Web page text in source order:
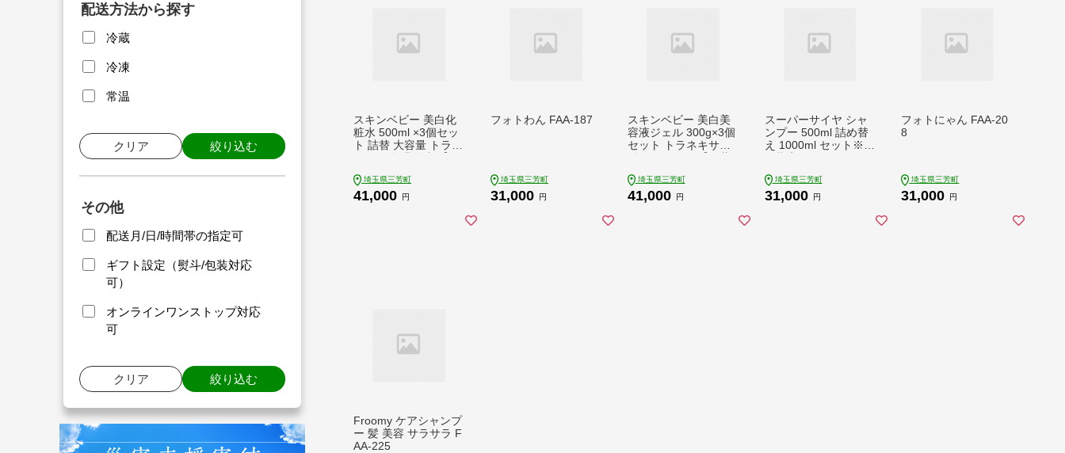
配送方法から探す
冷蔵
冷凍
常温
クリア 絞り込む
その他
配送月/日/時間帯の指定可
ギフト設定（熨斗/包装対応
可）
オンラインワンストップ対応
可
クリア 絞り込む
スキンベビー 美白化
粧水 500ml ×3個セッ
ト 詰替 大容量 トラネ
不可 FAA-183
埼玉県三芳町
41,000 円
フォトわん FAA-187
埼玉県三芳町
31,000 円
スキンベビー 美白美
容液ジェル 300g×3個
セット トラネキサム
可 FAA-197
埼玉県三芳町
41,000 円
スーパーサイヤ シャ
ンプー 500ml 詰め替
え 1000ml セット※着
埼玉県三芳町
31,000 円
フォトにゃん FAA-20
8
埼玉県三芳町
31,000 円
Froomy ケアシャンプ
ー 髪 美容 サラサラ F
AA-225